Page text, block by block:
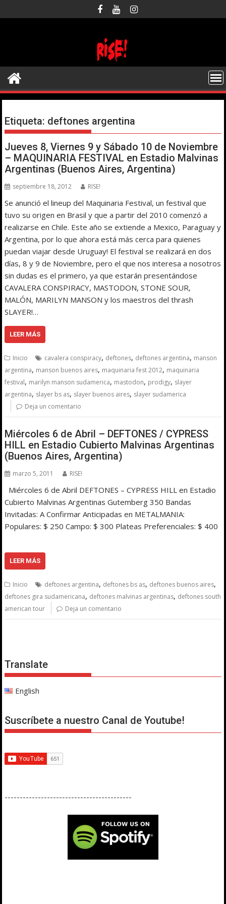
al
Etiqueta: deftones argentina
Jueves 8, Viernes 9 y Sábado 10 de Noviembre
– MAQUINARIA FESTIVAL en Estadio Malvinas
Argentinas (Buenos Aires, Argentina)
septiembre 18, 2012 RISE!
Se anunció el lineup del Maquinaria Festival, un festival que
tuvo su origen en Brasil y que a partir del 2010 comenzó a
realizarse en Chile. Este año se extiende a Mexico, Paraguay y
Argentina, por lo que ahora está más cerca para quienes
puedan viajar desde Uruguay! El festival se realizará en dos
días, 8 y 9 de Noviembre, pero el que nos interesa a nosotros
sin dudas es el primero, ya que estarán presentándose
CAVALERA CONSPIRACY, MASTODON, STONE SOUR,
MALÓN, MARILYN MANSON y los maestros del thrash
SLAYER!…
LEER MÁS
Inicio cavalera conspiracy, deftones, deftones argentina, manson
argentina, manson buenos aires, maquinaria fest 2012, maquinaria
festival, marilyn manson sudamerica, mastodon, prodigy, slayer
argentina, slayer bs as, slayer buenos aires, slayer sudamerica
Deja un comentario
Miércoles 6 de Abril – DEFTONES / CYPRESS
HILL en Estadio Cubierto Malvinas Argentinas
(Buenos Aires, Argentina)
marzo 5, 2011 RISE!
Miércoles 6 de Abril DEFTONES – CYPRESS HILL en Estadio
Cubierto Malvinas Argentinas Gutemberg 350 Bandas
Invitadas: A Confirmar Anticipadas en METALMANIA:
Populares: $ 250 Campo: $ 300 Plateas Preferenciales: $ 400
LEER MÁS
Inicio deftones argentina, deftones bs as, deftones buenos aires,
deftones gira sudamericana, deftones malvinas argentinas, deftones south
american tour
Deja un comentario
Translate
English
Suscríbete a nuestro Canal de Youtube!
------------------------------------------